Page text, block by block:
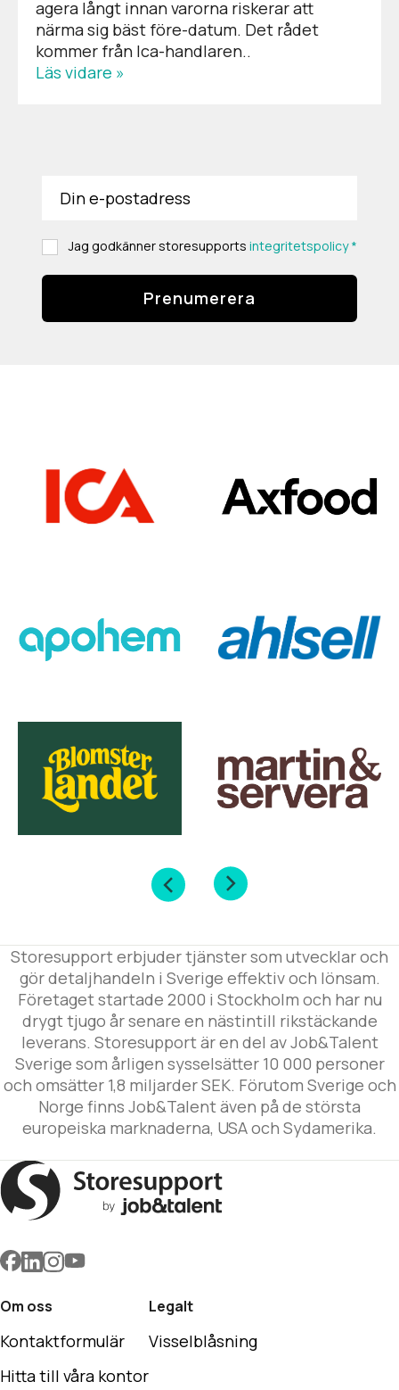
agera långt innan varorna riskerar att
närma sig bäst före-datum. Det rådet
kommer från Ica-handlaren..
Läs vidare »
Jag godkänner storesupports integritetspolicy *
Storesupport erbjuder tjänster som utvecklar och
gör detaljhandeln i Sverige effektiv och lönsam.
Företaget startade 2000 i Stockholm och har nu
drygt tjugo år senare en nästintill rikstäckande
leverans. Storesupport är en del av Job&Talent
Sverige som årligen sysselsätter 10 000 personer
och omsätter 1,8 miljarder SEK. Förutom Sverige och
Norge finns Job&Talent även på de största
europeiska marknaderna, USA och Sydamerika.
Om oss
Kontaktformulär
Hitta till våra kontor
Legalt
Visselblåsning